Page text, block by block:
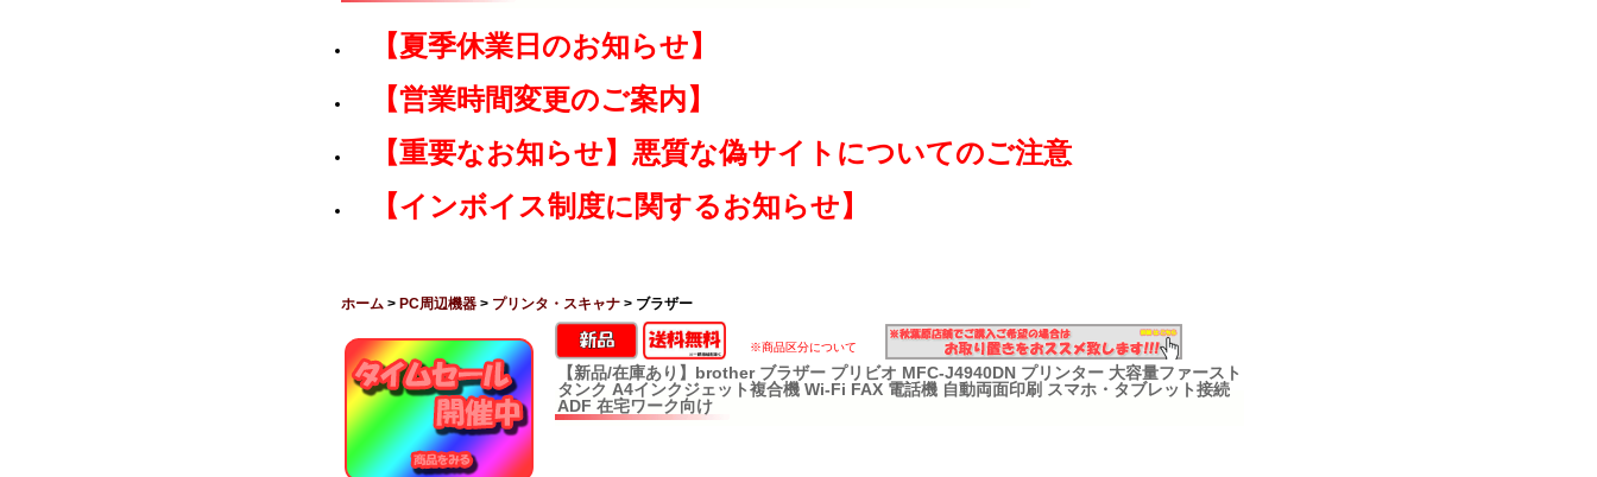
【夏季休業日のお知らせ】
【営業時間変更のご案内】
【重要なお知らせ】悪質な偽サイトについてのご注意
【インボイス制度に関するお知らせ】
ホーム > PC周辺機器 > プリンタ・スキャナ > ブラザー
※商品区分について
【新品/在庫あり】brother ブラザー プリビオ MFC-J4940DN プリンター 大容量ファースト
タンク A4インクジェット複合機 Wi-Fi FAX 電話機 自動両面印刷 スマホ・タブレット接続
ADF 在宅ワーク向け